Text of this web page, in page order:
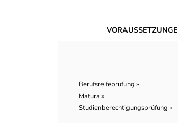
Berufsreifeprüfung »
Matura »
Studienberechtigungsprüfung »